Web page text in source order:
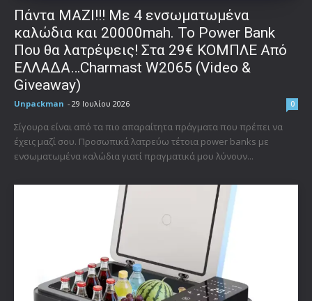
Πάντα ΜΑΖΙ!!! Με 4 ενσωματωμένα
καλώδια και 20000mah. Το Power Bank
Που θα λατρέψεις! Στα 29€ ΚΟΜΠΛΕ Από
ΕΛΛΑΔΑ…Charmast W2065 (Video &
Giveaway)
Unpackman - 29 Ιουλίου 2026 0
Σίγουρα είναι από τα πιο απαραίτητα πράγματα που πρέπει να
έχεις μαζί σου. Προσωπικά λατρεύω τέτοια power banks με
ενσωματωμένα καλώδια γιατί πραγματικά μου λύνουν...